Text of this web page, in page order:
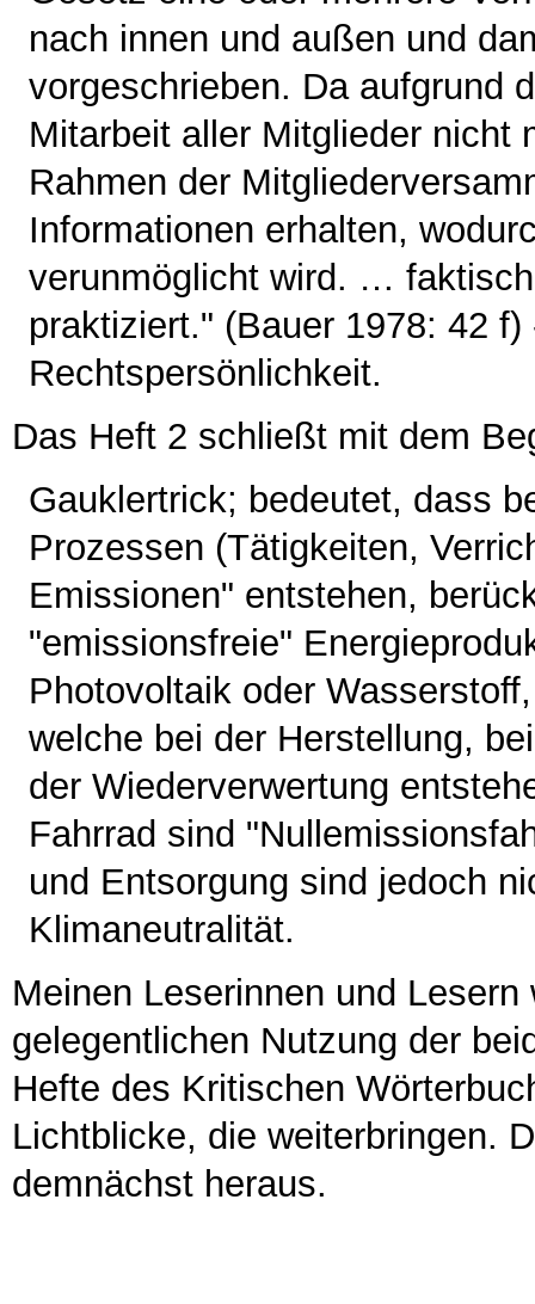
nach innen und außen und
vorgeschrieben. Da aufgrund
Mitarbeit aller Mitglieder nicht
Rahmen der
Informationen erhalten,
verunmöglicht wird. …
praktiziert." (Bauer 1978: 42 f)
Rechtspersönlichkeit.
Das Heft 2 schließt mit dem
Gauklertrick; bedeutet, dass
Prozessen (Tätigkeiten,
Emissionen" entstehen,
"emissionsfreie"
Photovoltaik oder
welche bei der Herstellung,
der Wiederverwertung
Fahrrad sind
und Entsorgung sind jedoch
Klimaneutralität.
Meinen Leserinnen und
gelegentlichen Nutzung der
Hefte des Kritischen
Lichtblicke, die weiterbringen.
demnächst heraus.